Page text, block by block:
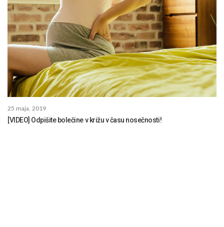
25 maja, 2019
[VIDEO] Odpišite bolečine v križu v času nosečnosti!